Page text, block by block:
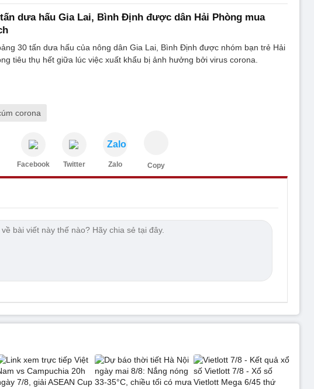
dưa hấu Gia Lai, Bình Định được dân Hải Phòng mua
30 tấn dưa hấu của nông dân Gia Lai, Bình Định được nhóm bạn trẻ Hải
tiêu thụ hết giữa lúc việc xuất khẩu bị ảnh hưởng bởi virus corona.
corona
Facebook Twitter
Zalo
Zalo Copy